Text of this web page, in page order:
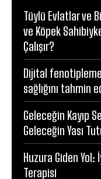
Tüylü Evlatlar ve
ve Köpek
Çalışır?
Dijital
sağlığını tahmin
Geleceğin Kayıp
Geleceğin Yası
Huzura Giden Yol:
Terapisi